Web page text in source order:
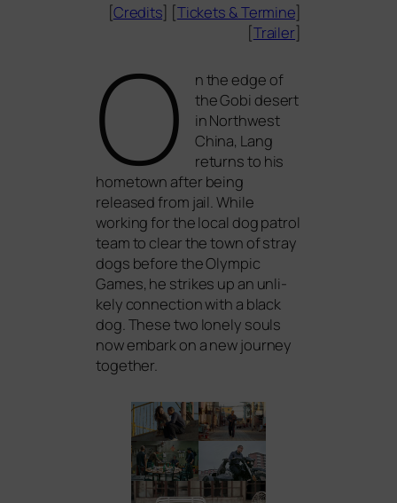
[Credits] [Tickets &Termine]
[Trailer]
O
n the edge of
the Gobi desert
in Northwest
China, Lang
returns to his
home­town after being
released from jail. While
working for the local dog pat­rol
team to clear the town of stray
dogs befo­re the Olympic
Games, he strikes up an unli­
kely con­nec­tion with a black
dog. These two lonely souls
now embark on a new jour­ney
together.